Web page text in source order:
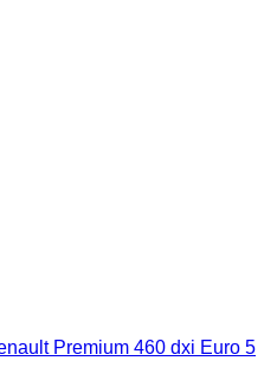
Premium 460 dxi Euro 5